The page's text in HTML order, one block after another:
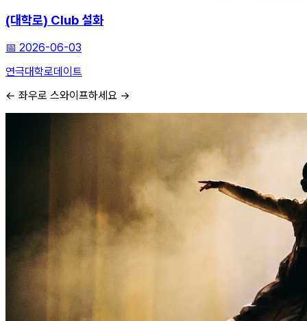
(대학로) Club 설화
📅 2026-06-03
연극대학로데이트
← 좌우로 스와이프하세요 →